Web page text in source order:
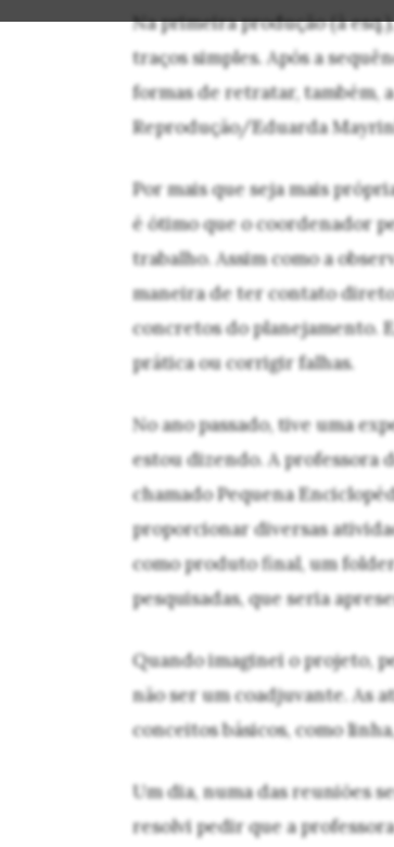
Na primeira produção (à
traços simples. Após a
formas de retratar, também,
Reprodução/Eduarda
Por mais que seja mais
é ótimo que o coordenador
trabalho. Assim como a
maneira de ter contato
concretos do planejamento.
prática ou corrigir falhas.
No ano passado, tive uma
estou dizendo. A professora
chamado Pequena
proporcionar diversas
como produto final, um
pesquisadas, que seria
Quando imaginei o projeto,
não ser um coadjuvante. As
conceitos básicos, como
Um dia, numa das reuniões
resolvi pedir que a